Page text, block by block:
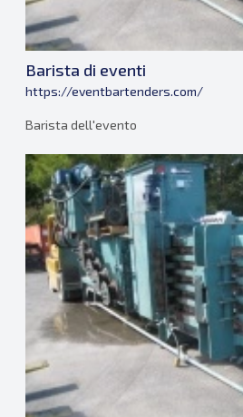
Barista di eventi
https://eventbartenders.com/
Barista dell'evento